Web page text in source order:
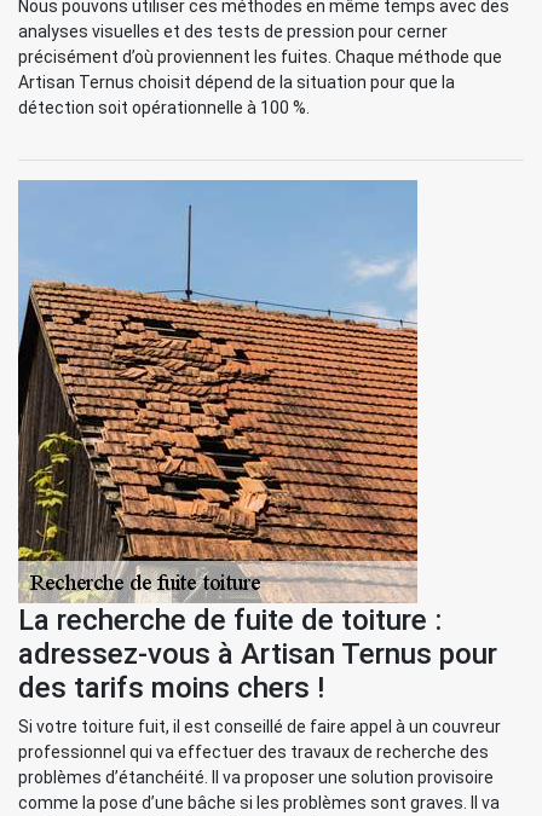
Nous pouvons utiliser ces méthodes en même temps avec des
analyses visuelles et des tests de pression pour cerner
précisément d’où proviennent les fuites. Chaque méthode que
Artisan Ternus choisit dépend de la situation pour que la
détection soit opérationnelle à 100 %.
La recherche de fuite de toiture :
adressez-vous à Artisan Ternus pour
des tarifs moins chers !
Si votre toiture fuit, il est conseillé de faire appel à un couvreur
professionnel qui va effectuer des travaux de recherche des
problèmes d’étanchéité. Il va proposer une solution provisoire
comme la pose d’une bâche si les problèmes sont graves. Il va